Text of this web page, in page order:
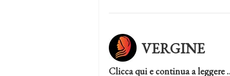
VERGINE
Clicca qui e continua a leggere